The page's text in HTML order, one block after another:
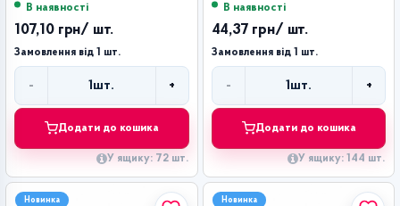
В наявності
107,10 грн/ шт.
Замовлення від 1 шт.
- 1шт. +
Додати до кошика
У ящику: 72 шт.
В наявності
44,37 грн/ шт.
Замовлення від 1 шт.
- 1шт. +
Додати до кошика
У ящику: 144 шт.
Новинка Новинка